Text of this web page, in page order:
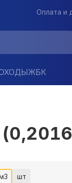
Оплата и
ЖБК
шт